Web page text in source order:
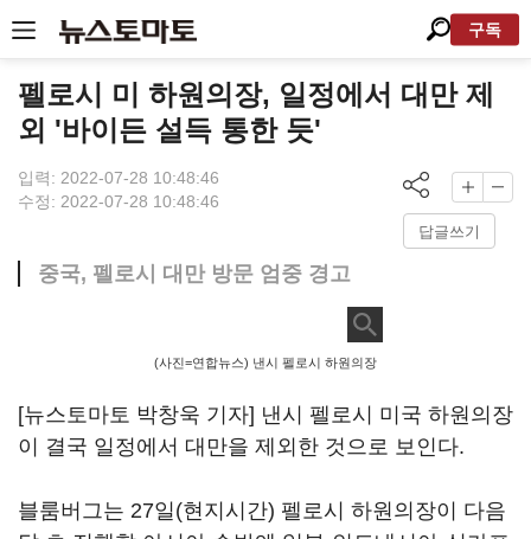
구독
펠로시 미 하원의장, 일정에서 대만 제
외 '바이든 설득 통한 듯'
입력: 2022-07-28 10:48:46
수정: 2022-07-28 10:48:46
답글쓰기
중국, 펠로시 대만 방문 엄중 경고
(사진=연합뉴스) 낸시 펠로시 하원의장
[뉴스토마토 박창욱 기자] 낸시 펠로시 미국 하원의장
이 결국 일정에서 대만을 제외한 것으로 보인다.
블룸버그는 27일(현지시간) 펠로시 하원의장이 다음